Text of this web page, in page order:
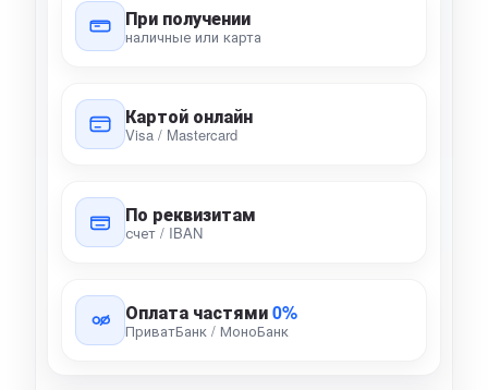
При получении
наличные или карта
Картой онлайн
Visa / Mastercard
По реквизитам
счет / IBAN
Оплата частями0%
ПриватБанк / МоноБанк